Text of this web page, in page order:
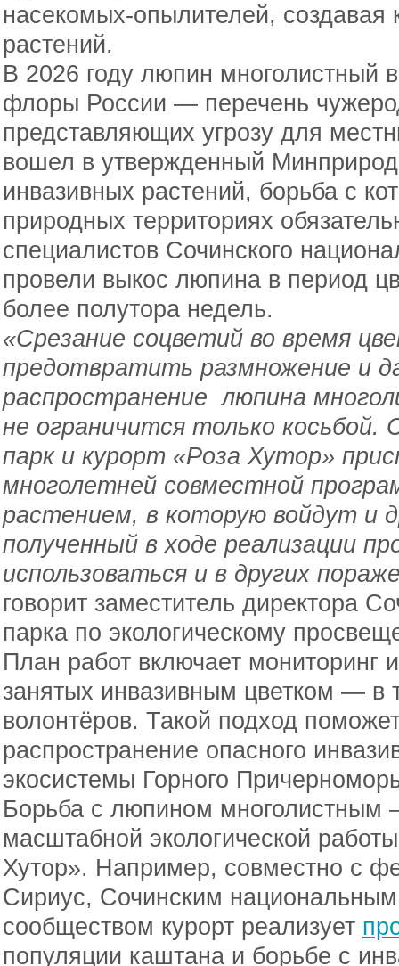
насекомых-опылителей,
растений.
В 2026 году люпин многолистный
флоры России — перечень
представляющих угрозу для
вошел в утвержденный
инвазивных растений, борьба с
природных территориях
специалистов Сочинского
провели выкос люпина в период
более полутора недель.
«Срезание соцветий во время
предотвратить размножение и
распространение люпина
не ограничится только косьбой.
парк и курорт «Роза Хутор»
многолетней совместной
растением, в которую войдут и
полученный в ходе реализации
использоваться и в других
говорит заместитель директора
парка по экологическому
План работ включает мониторинг
занятых инвазивным цветком — в
волонтёров. Такой подход
распространение опасного
экосистемы Горного
Борьба с люпином многолистным
масштабной экологической
Хутор». Например, совместно с
Сириус, Сочинским
сообществом курорт реализует
популяции каштана и борьбе с